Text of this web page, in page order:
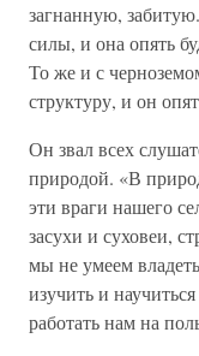
загнанную,
силы, и она опять
То же и с
структуру, и он
Он звал всех
природой. «В
эти враги нашего
засухи и суховеи,
мы не умеем
изучить и
работать нам на